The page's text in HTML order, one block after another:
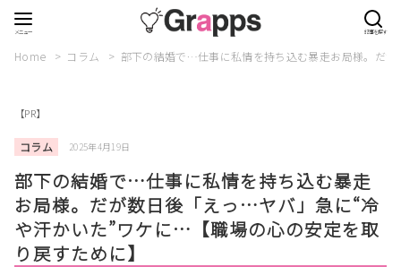
Home コラム 部下の結婚で…仕事に私情を持ち込む暴走お局様。だ
【PR】
コラム 2025年4月19日
部下の結婚で…仕事に私情を持ち込む暴走
お局様。だが数日後「えっ…ヤバ」急に“冷
や汗かいた”ワケに…【職場の心の安定を取
り戻すために】